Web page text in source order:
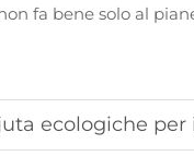
fa bene solo al
ecologiche